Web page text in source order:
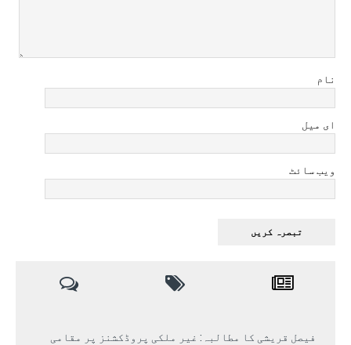
نام
ای میل
ویب سائٹ
فیصل قریشی کا مطالبہ: غیر ملکی پروڈکشنز پر مقامی